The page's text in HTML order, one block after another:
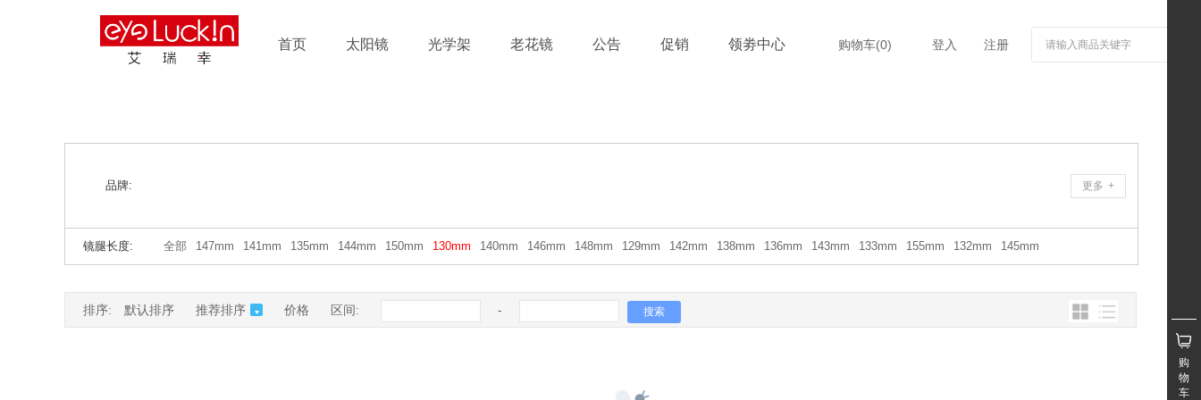
首页 太阳镜 光学架 老花镜 公告 促销 领劵中心 购物车(0) 登入 注册
购
物
车
品牌: 更多 +
镜腿长度: 全部 147mm 141mm 135mm 144mm 150mm 130mm 140mm 146mm 148mm 129mm 142mm 138mm 136mm 143mm 133mm 155mm 132mm 145mm
排序: 默认排序 推荐排序 价格 区间: -